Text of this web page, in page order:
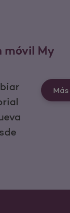
móvil My